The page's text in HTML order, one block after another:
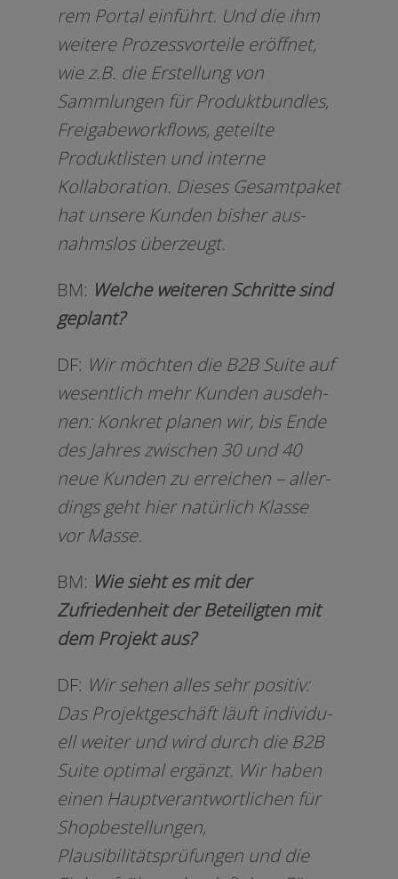
rem Portal ein­führt. Und die ihm
wei­te­re Prozessvorteile eröff­net,
wie z.B. die Erstellung von
Sammlungen für Produktbundles,
Freigabeworkflows, geteil­te
Produktlisten und inter­ne
Kollaboration. Dieses Gesamtpaket
hat unse­re Kunden bis­her aus­
nahms­los überzeugt.
BM: Welche wei­te­ren Schritte sind
geplant?
DF: Wir möch­ten die B2B Suite auf
wesent­lich mehr Kunden aus­deh­
nen: Konkret pla­nen wir, bis Ende
des Jahres zwi­schen 30 und 40
neue Kunden zu errei­chen – aller­
dings geht hier natür­lich Klasse
vor Masse.
BM: Wie sieht es mit der
Zufriedenheit der Beteiligten mit
dem Projekt aus?
DF: Wir sehen alles sehr posi­tiv:
Das Projektgeschäft läuft indi­vi­du­
ell wei­ter und wird durch die B2B
Suite opti­mal ergänzt. Wir haben
einen Hauptverantwortlichen für
Shopbestellungen,
Plausibilitätsprüfungen und die